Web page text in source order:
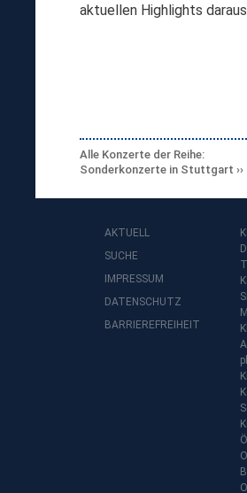
aktuellen Highlights
Alle Konzerte der Reihe:
Sonderkonzerte in Stuttgart
AKTUELL
SUCHE
IMPRESSUM
DATENSCHUTZ
BARRIEREFREIHEIT